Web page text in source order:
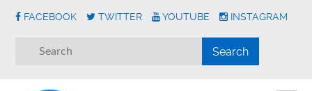
FACEBOOK TWITTER YOUTUBE INSTAGRAM